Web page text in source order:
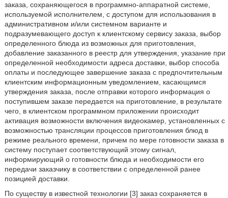
заказа, сохраняющегося в программно-аппаратной системе,
используемой исполнителем, с доступом для использования в
административном и/или системном варианте и
подразумевающего доступ к клиентскому сервису заказа, выбор
определенного блюда из возможных для приготовления,
добавление заказанного в реестр для утверждения, указание при
определенной необходимости адреса доставки, выбор способа
оплаты и последующее завершение заказа с предпочтительным
клиентским информационным уведомлением, касающимся
утверждения заказа, после отправки которого информация о
поступившем заказе передается на приготовление, в результате
чего, в клиентском программном приложении происходит
активация возможности включения видеокамер, установленных с
возможностью трансляции процессов приготовления блюд в
режиме реального времени, причем по мере готовности заказа в
систему поступает соответствующий этому сигнал,
информирующий о готовности блюда и необходимости его
передачи заказчику в соответствии с определенной ранее
позицией доставки.
По существу в известной технологии [3] заказ сохраняется в